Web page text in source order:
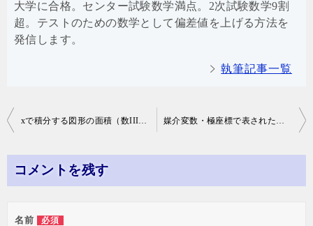
大学に合格。センター試験数学満点。2次試験数学9割
超。テストのための数学として偏差値を上げる方法を
発信します。
執筆記事一覧
投
ナ
ビ
xで積分する図形の面積（数III積分） 媒介変数・極座標で表された領域の面積
コメントを残す
名前 必須